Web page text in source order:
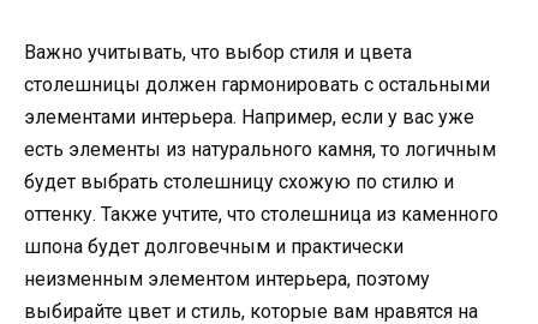
Важно учитывать, что выбор стиля и цвета
столешницы должен гармонировать с остальными
элементами интерьера. Например, если у вас уже
есть элементы из натурального камня, то логичным
будет выбрать столешницу схожую по стилю и
оттенку. Также учтите, что столешница из каменного
шпона будет долговечным и практически
неизменным элементом интерьера, поэтому
выбирайте цвет и стиль, которые вам нравятся на